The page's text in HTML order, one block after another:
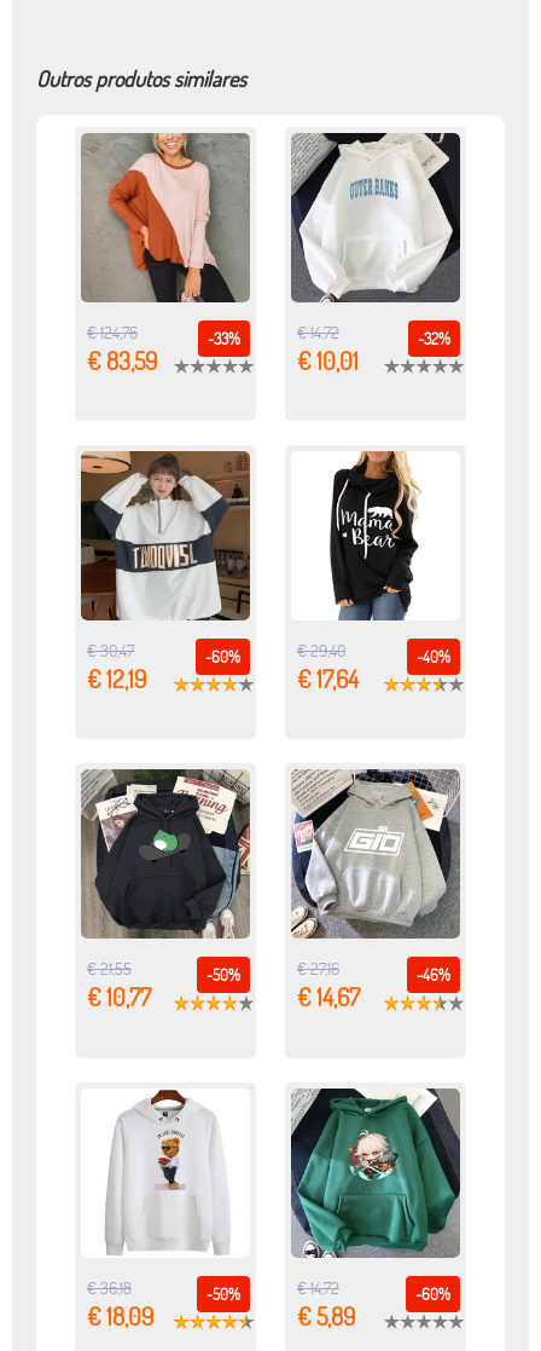
Outros produtos similares
-33%
€ 124,76
€ 83,59
-32%
€ 14,72
€ 10,01
-60%
€ 30,47
€ 12,19
-40%
€ 29,40
€ 17,64
-50%
€ 21,55
€ 10,77
-46%
€ 27,16
€ 14,67
-50%
€ 36,18
€ 18,09
-60%
€ 14,72
€ 5,89